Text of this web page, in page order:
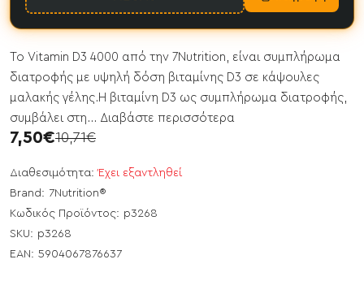
Διαθεσιμότητα: Έχει εξαντληθεί
Brand: 7Nutrition®
Κωδικός Προϊόντος: p3268
SKU: p3268
EAN: 5904067876637
7,50€10,71€
Το Vitamin D3 4000 από την 7Nutrition, είναι συμπλήρωμα
διατροφής με υψηλή δόση βιταμίνης D3 σε κάψουλες
μαλακής γέλης.Η βιταμίνη D3 ως συμπλήρωμα διατροφής,
συμβάλει στη... Διαβάστε περισσότερα